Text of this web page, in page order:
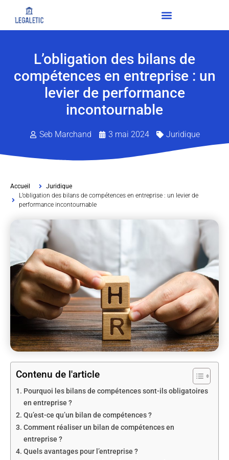
L’obligation des bilans de
compétences en entreprise : un
levier de performance
incontournable
Seb Marchand 3 mai 2024 Juridique
Accueil
Juridique
L’obligation des bilans de compétences en entreprise : un levier de
performance incontournable
Contenu de l'article
Pourquoi les bilans de compétences sont-ils obligatoires
en entreprise ?
Qu’est-ce qu’un bilan de compétences ?
Comment réaliser un bilan de compétences en
entreprise ?
Quels avantages pour l’entreprise ?